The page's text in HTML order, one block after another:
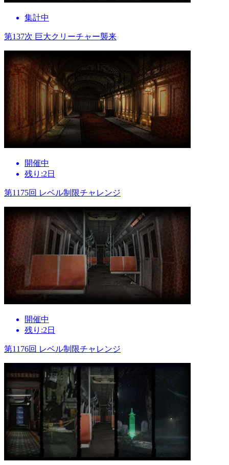
集計中
第137次 巨大クリーチャー襲来
開催中
残り:2日
第1175回 レベル制限チャレンジ
開催中
残り:2日
第1176回 レベル制限チャレンジ